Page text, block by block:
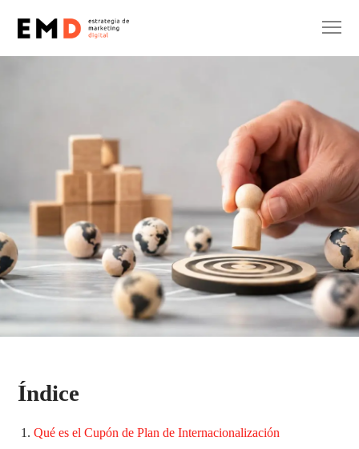
12 de mayo de 2026 No hay comentarios
Índice
Qué es el Cupón de Plan de Internacionalización